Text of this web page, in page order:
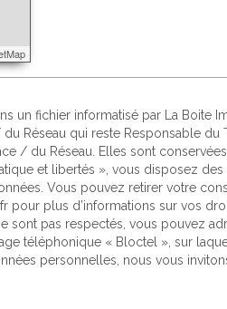
un fichier informatisé par La Boite
Réseau qui reste Responsable du
/ du Réseau. Elles sont
et libertés », vous disposez des
Vous pouvez retirer votre
pour plus d’informations sur vos
pas respectés, vous pouvez
téléphonique « Bloctel », sur
personnelles, nous vous